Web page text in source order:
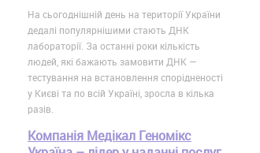
На сьогоднішній день на території України
дедалі популярнішими стають ДНК
лабораторії. За останні роки кількість
людей, які бажають замовити ДНК —
тестування на встановлення спорідненості
у Києві та по всій Україні, зросла в кілька
разів.
Компанія Медікал Геномікс